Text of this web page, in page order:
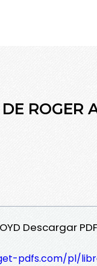
ROGER
Descargar
pdfs.com/pl/